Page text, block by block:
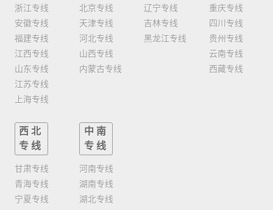
浙江专线
安徽专线
福建专线
江西专线
山东专线
江苏专线
上海专线
北京专线
天津专线
河北专线
山西专线
内蒙古专线
辽宁专线
吉林专线
黑龙江专线
重庆专线
四川专线
贵州专线
云南专线
西藏专线
西北
专线
甘肃专线
青海专线
宁夏专线
中南
专线
河南专线
湖南专线
湖北专线